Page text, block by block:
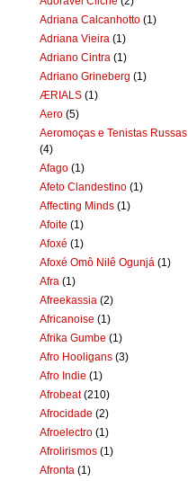
Adriana Calcanhotto (1)
Adriana Vieira (1)
Adriano Cintra (1)
Adriano Grineberg (1)
ÆRIALS (1)
Aero (5)
Aeromoças e Tenistas Russas
(4)
Afago (1)
Afeto Clandestino (1)
Affecting Minds (1)
Afoite (1)
Afoxé (1)
Afoxé Omô Nilê Ogunjá (1)
Afra (1)
Afreekassia (2)
Africanoise (1)
Afrika Gumbe (1)
Afro Hooligans (3)
Afro Indie (1)
Afrobeat (210)
Afrocidade (2)
Afroelectro (1)
Afrolirismos (1)
Afronta (1)